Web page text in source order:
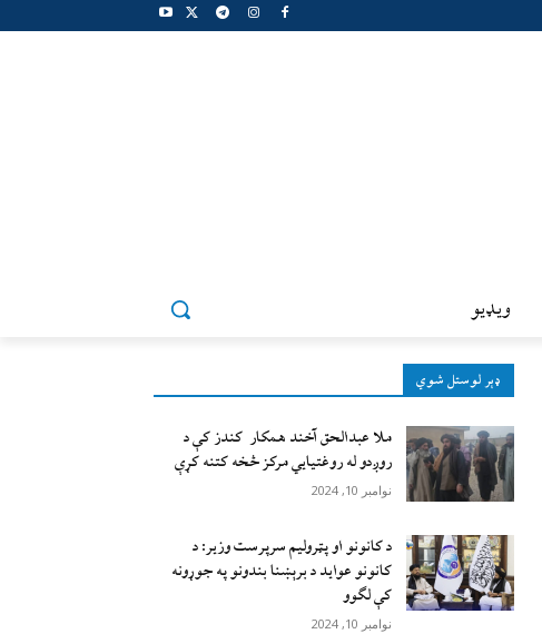
ويډيو
ډېر لوستل شوي
ملا عبدالحق آخند همکار کندز کې د
روږدو له روغتیایي مرکز څخه کتنه کړې
نوامبر 10, 2024
د کانونو او پټرولیم سرپرست وزیر: د
کانونو عواید د برېښنا بندونو په جوړونه
کې لګوو
نوامبر 10, 2024